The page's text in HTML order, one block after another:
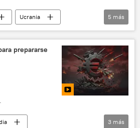
Ucrania
📰 Operación rusa de desmilitarización y desnazificación de Ucrania
de conflicto
5 más
prepararse
3 más